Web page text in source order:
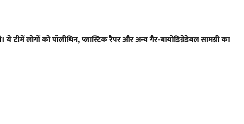
टीमें लोगों को पॉलीथिन, प्लास्टिक रैपर और अन्य गैर-बायोडिग्रेडेबल सामग्री का